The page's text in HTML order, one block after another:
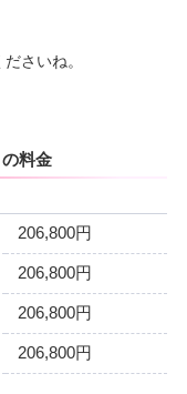
さいね。
料金
206,800円
206,800円
206,800円
206,800円